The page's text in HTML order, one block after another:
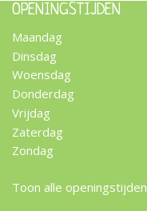
OPENINGSTIJDEN
Maandag
Dinsdag
Woensdag
Donderdag
Vrijdag
Zaterdag
Zondag
Toon alle openingstijden